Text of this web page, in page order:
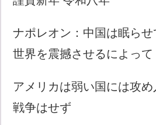
ナポレオン：中国は眠ら
世界を震撼させるによって
アメリカは弱い国には攻
戦争はせず